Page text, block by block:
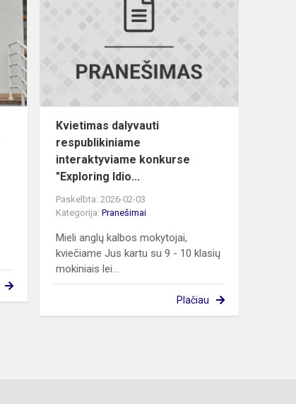
kai
Lietuvos
ir
Lenkijos
jaunimas
atra...
Kvietimas dalyvauti
respublikiniame
interaktyviame konkurse
"Exploring Idio...
Paskelbta: 2026-02-03
Kategorija:Pranešimai
Mieli anglų kalbos mokytojai,
kviečiame Jus kartu su 9 - 10 klasių
mokiniais lei...
Plačiau